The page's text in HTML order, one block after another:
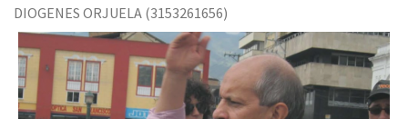
DIOGENES ORJUELA (3153261656)